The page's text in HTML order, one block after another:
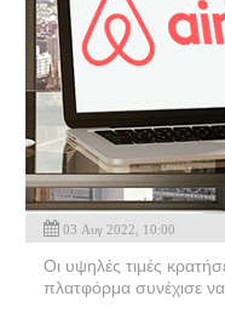
03 Αυγ 2022, 10:00
Οι υψηλές τιμές
πλατφόρμα συνέχισε